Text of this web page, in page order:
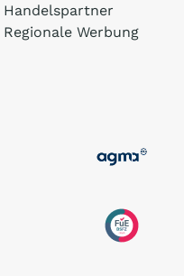
Handelspartner
Regionale Werbung